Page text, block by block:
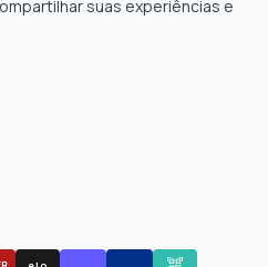
suas experiências e